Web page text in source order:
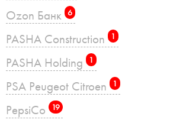
Ozon Банк 6
PASHA Construction 1
PASHA Holding 1
PSA Peugeot Citroen 1
PepsiCo 19